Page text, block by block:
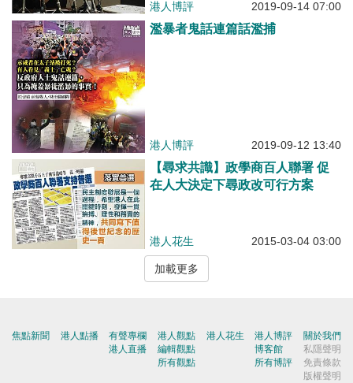
港人博評 2019-09-14 07:00
濫暴者鬼話連篇話濫捕
港人博評 2019-09-12 13:40
【尋求共識】政學商百人聯署 促
在人大決定下尋政改可行方案
港人花生 2015-03-04 03:00
加載更多
焦點新聞 港人點播
有聲專欄
港人直播
港人觀點
編輯觀點
所有觀點
港人花生
港人博評
博客館
所有博評
關於我們
私隱聲明
免責條款
版權聲明